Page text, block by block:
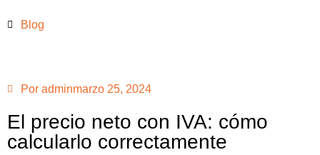
Blog
Por adminmarzo 25, 2024
El precio neto con IVA: cómo
calcularlo correctamente